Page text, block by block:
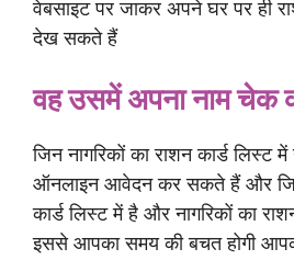
वेबसाइट पर जाकर अपने घर पर ही
देख सकते हैं
वह उसमें अपना नाम
जिन नागरिकों का राशन कार्ड लिस्ट
ऑनलाइन आवेदन कर सकते हैं और जिन
कार्ड लिस्ट में है और नागरिकों का
इससे आपका समय की बचत होगी